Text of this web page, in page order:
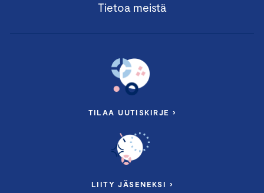
Tietoa meistä
TILAA UUTISKIRJE ›
LIITY JÄSENEKSI ›